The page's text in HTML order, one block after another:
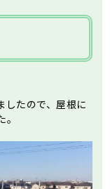
したので、屋根に